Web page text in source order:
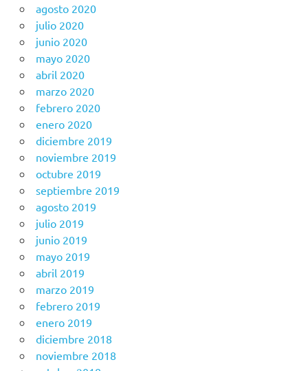
agosto 2020
julio 2020
junio 2020
mayo 2020
abril 2020
marzo 2020
febrero 2020
enero 2020
diciembre 2019
noviembre 2019
octubre 2019
septiembre 2019
agosto 2019
julio 2019
junio 2019
mayo 2019
abril 2019
marzo 2019
febrero 2019
enero 2019
diciembre 2018
noviembre 2018